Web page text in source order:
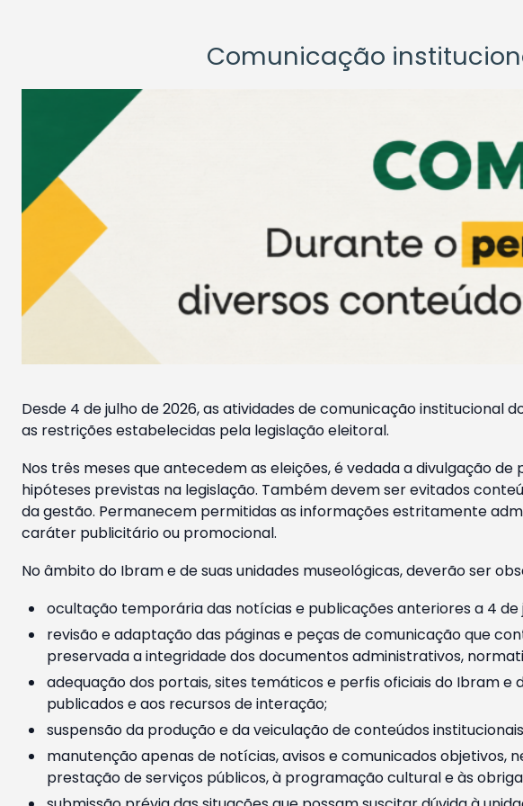
Comunicação
Desde 4 de julho de 2026, as atividades de comunicação institucional
as restrições estabelecidas pela legislação eleitoral.
Nos três meses que antecedem as eleições, é vedada a divulgação
hipóteses previstas na legislação. Também devem ser evitados
da gestão. Permanecem permitidas as informações estritamente
caráter publicitário ou promocional.
No âmbito do Ibram e de suas unidades museológicas, deverão ser
ocultação temporária das notícias e publicações anteriores a 4
revisão e adaptação das páginas e peças de comunicação que
preservada a integridade dos documentos administrativos,
adequação dos portais, sites temáticos e perfis oficiais do Ibram e
publicados e aos recursos de interação;
suspensão da produção e da veiculação de conteúdos
manutenção apenas de notícias, avisos e comunicados
prestação de serviços públicos, à programação cultural e às